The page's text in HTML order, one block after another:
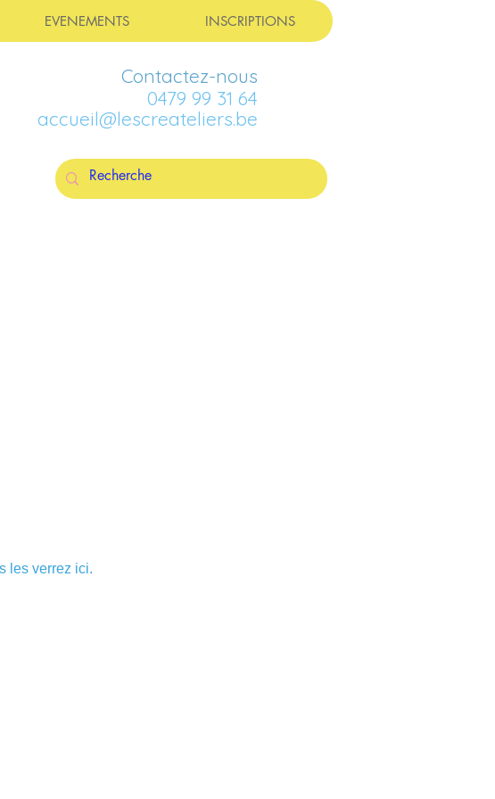
EVENEMENTS INSCRIPTIONS
Contactez-nous
0479 99 31 64
accueil@lescreateliers.be
les verrez ici.